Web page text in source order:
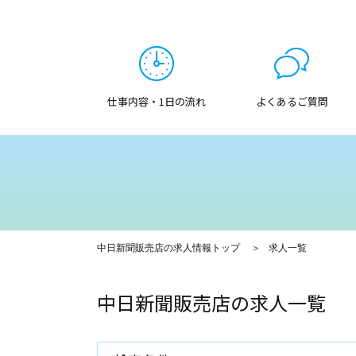
仕事内容・1日の流れ よくあるご質問
中日新聞販売店の求人情報トップ 求人一覧
中日新聞販売店の求人一覧